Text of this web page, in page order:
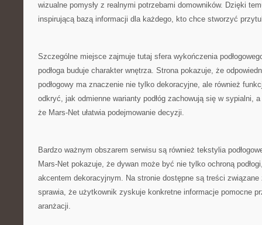
wizualne pomysły z realnymi potrzebami domowników. Dzięki
inspirującą bazą informacji dla każdego, kto chce stworzyć
Szczególne miejsce zajmuje tutaj sfera wykończenia
podłoga buduje charakter wnętrza. Strona pokazuje, że
podłogowy ma znaczenie nie tylko dekoracyjne, ale również
odkryć, jak odmienne warianty podłóg zachowują się w sypialni,
że Mars-Net ułatwia podejmowanie decyzji.
Bardzo ważnym obszarem serwisu są również tekstylia
Mars-Net pokazuje, że dywan może być nie tylko ochroną
akcentem dekoracyjnym. Na stronie dostępne są treści związane
sprawia, że użytkownik zyskuje konkretne informacje pomocne
aranżacji.